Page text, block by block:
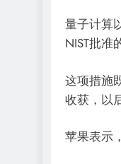
量子计算
NIST批准
这项措施
收获，以
苹果表示